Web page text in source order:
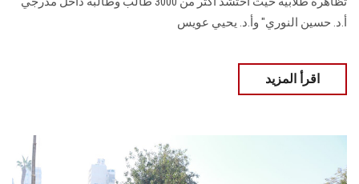
أ.د. حسين النوري" وأ.د. يحيي عويس
اقرأ المزيد